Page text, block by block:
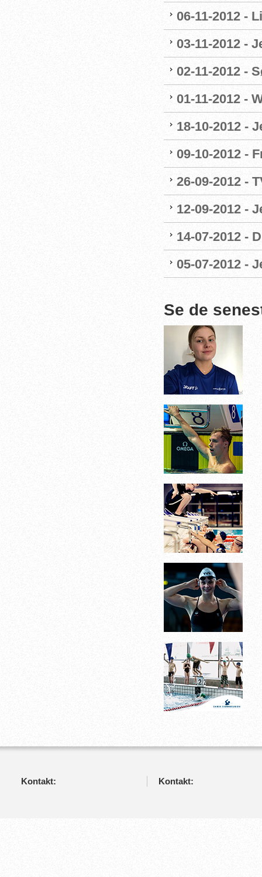
06-11-2012 -
03-11-2012 -
02-11-2012 -
01-11-2012 -
18-10-2012 -
09-10-2012 -
26-09-2012 -
12-09-2012 -
14-07-2012 -
05-07-2012 -
Se de
Kontakt: Kontakt: